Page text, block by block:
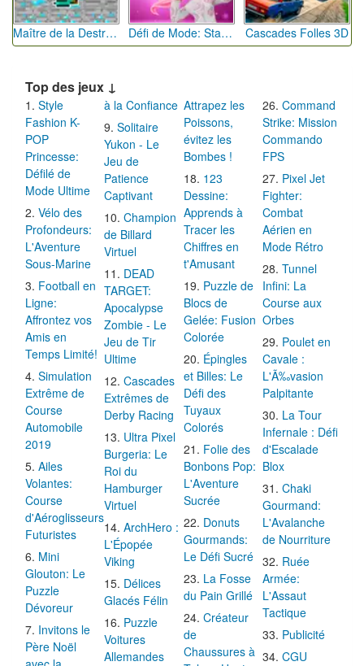
Maître de la Destruction: Fusion de Pioches Défi de Mode: Star du Podium Cascades Folles 3D
Top des jeux ↓
Style
Fashion K-
POP
Princesse:
Défilé de
Mode Ultime
Vélo des
Profondeurs:
L'Aventure
Sous-Marine
Football en
Ligne:
Affrontez vos
Amis en
Temps Limité!
Simulation
Extrême de
Course
Automobile
2019
Ailes
Volantes:
Course
d'Aéroglisseurs
Futuristes
Mini
Glouton: Le
Puzzle
Dévoreur
Invitons le
Père Noël
à la Confiance
Solitaire
Yukon - Le
Jeu de
Patience
Captivant
Champion
de Billard
Virtuel
DEAD
TARGET:
Apocalypse
Zombie - Le
Jeu de Tir
Ultime
Cascades
Extrêmes de
Derby Racing
Ultra Pixel
Burgeria: Le
Roi du
Hamburger
Virtuel
ArchHero :
L'Épopée
Viking
Délices
Glacés Félin
Puzzle
Voitures
Attrapez les
Poissons,
évitez les
Bombes !
123
Dessine:
Apprends à
Tracer les
Chiffres en
t'Amusant
Puzzle de
Blocs de
Gelée: Fusion
Colorée
Épingles
et Billes: Le
Défi des
Tuyaux
Colorés
Folie des
Bonbons Pop:
L'Aventure
Sucrée
Donuts
Gourmands:
Le Défi Sucré
La Fosse
du Pain Grillé
Créateur
de
Chaussures à
Command
Strike: Mission
Commando
FPS
Pixel Jet
Fighter:
Combat
Aérien en
Mode Rétro
Tunnel
Infini: La
Course aux
Orbes
Poulet en
Cavale :
L'Ã‰vasion
Palpitante
La Tour
Infernale : Défi
d'Escalade
Blox
Chaki
Gourmand:
L'Avalanche
de Nourriture
Ruée
Armée:
L'Assaut
Tactique
Publicité